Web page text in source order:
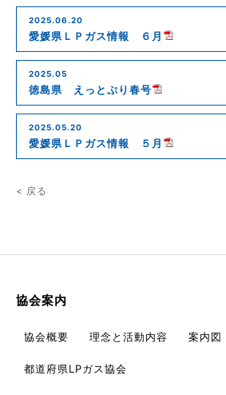
2025.06.20
愛媛県ＬＰガス情報 ６月
2025.05
徳島県 えっとぷり春号
2025.05.20
愛媛県ＬＰガス情報 ５月
< 戻る
協会案内
協会概要 理念と活動内容 案内図
都道府県LPガス協会